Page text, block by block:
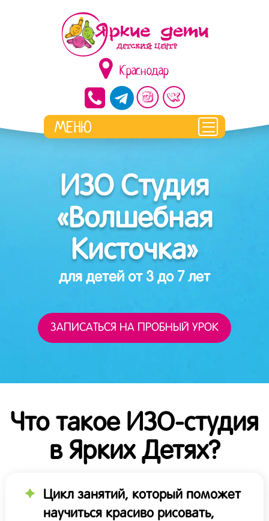
Краснодар
ИЗО Студия
«Волшебная
Кисточка»
для детей от 3 до 7 лет
ЗАПИСАТЬСЯ НА ПРОБНЫЙ УРОК
Что такое ИЗО-студия
в Ярких Детях?
Цикл занятий, который поможет
научиться красиво рисовать,